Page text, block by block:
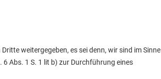
weitergegeben, es sei denn, wir sind im Sinne
Abs. 1 S. 1 lit b) zur Durchführung eines